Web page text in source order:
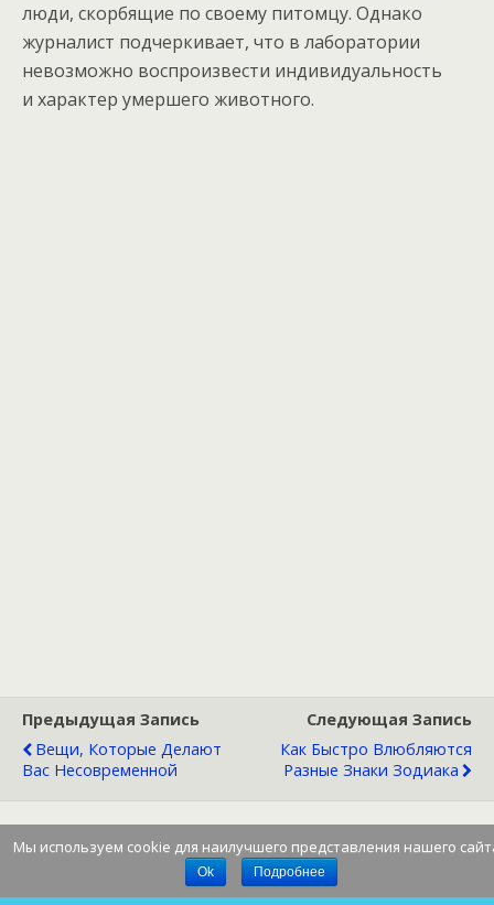
люди, скорбящие по своему питомцу. Однако
журналист подчеркивает, что в лаборатории
невозможно воспроизвести индивидуальность
и характер умершего животного.
Предыдущая Запись
Вещи, Которые Делают
Вас Несовременной
Следующая Запись
Как Быстро Влюбляются
Разные Знаки Зодиака
Мы используем cookie для наилучшего представления нашего
Ok Подробнее
Наверх